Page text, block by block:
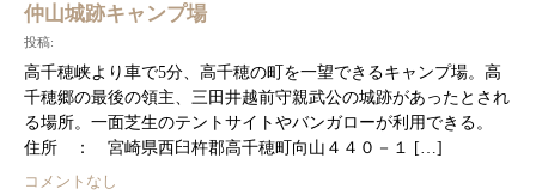
仲山城跡キャンプ場
投稿:
高千穂峡より車で5分、高千穂の町を一望できるキャンプ場。高
千穂郷の最後の領主、三田井越前守親武公の城跡があったとされ
る場所。一面芝生のテントサイトやバンガローが利用できる。
住所 ： 宮崎県西臼杵郡高千穂町向山４４０－１ […]
コメントなし